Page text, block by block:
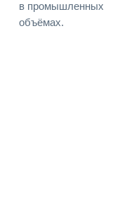
в промышленных
объёмах.